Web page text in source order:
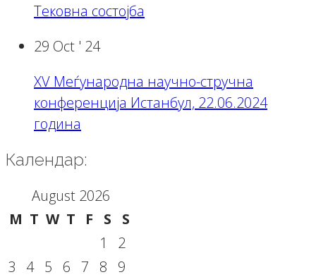
Тековна состојба
29 Oct ' 24
XV Меѓународна научно-стручна
конференција Истанбул, 22.06.2024
година
Календар:
August 2026
M T W T F S
S
1
2
3
4 5 6 7 8
9